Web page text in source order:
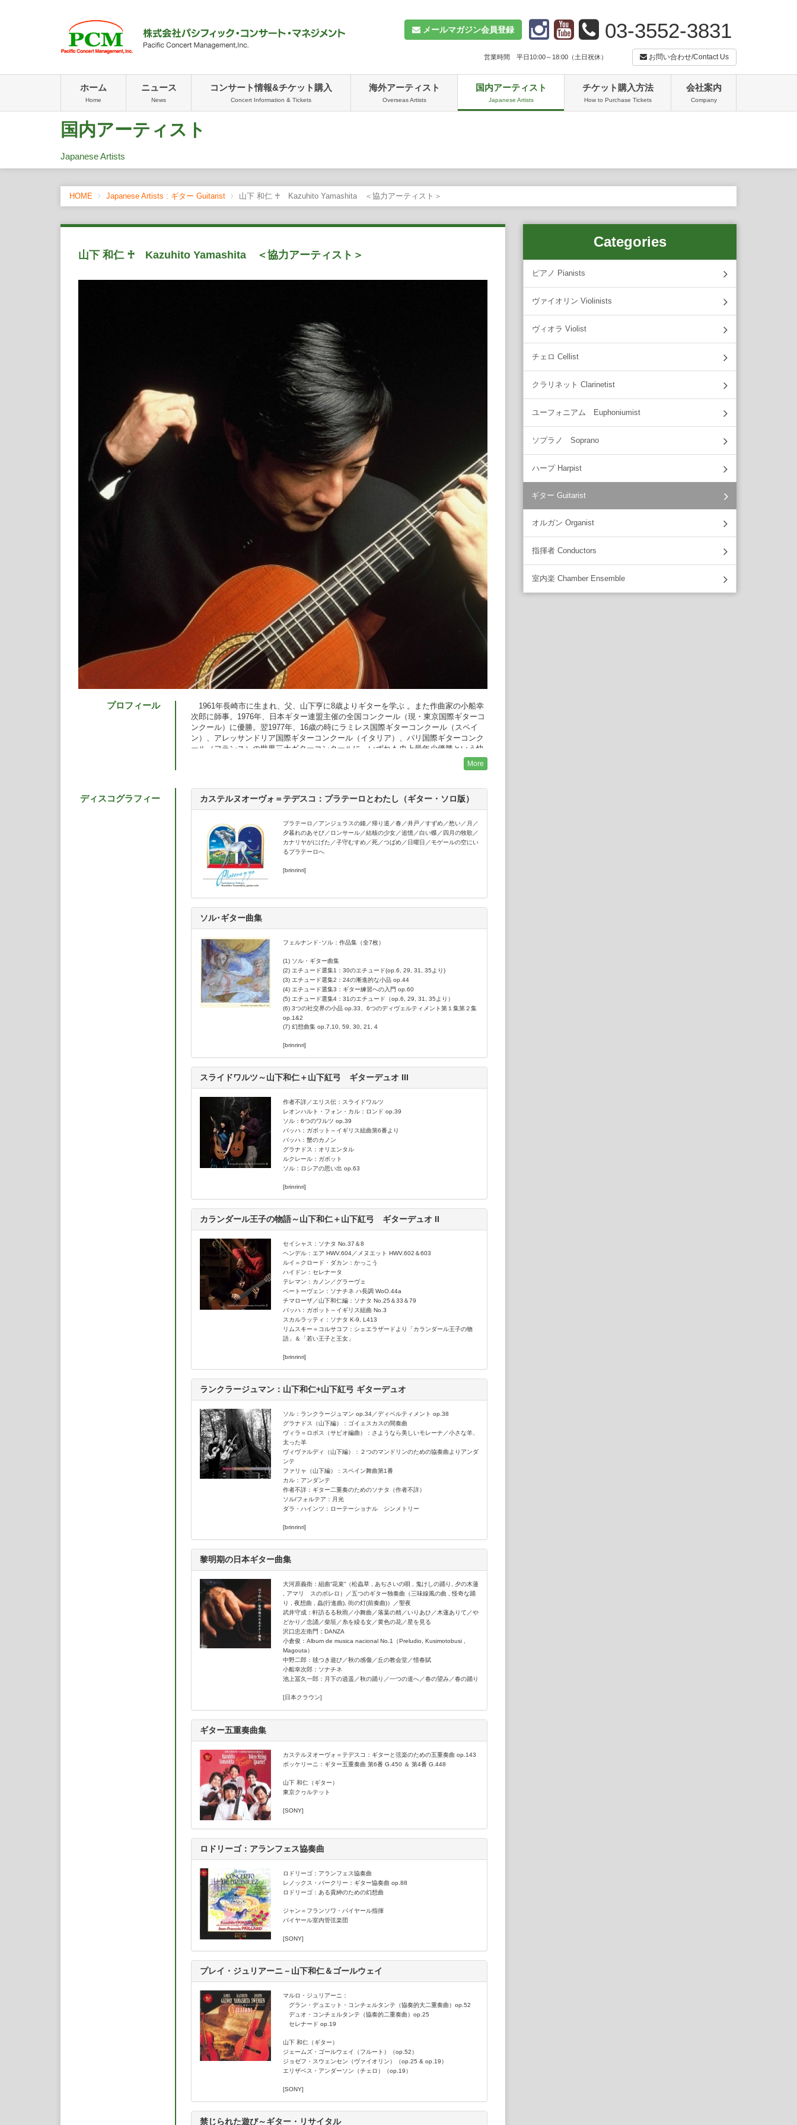
メールマガジン会員登録 03-3552-3831
営業時間 平日10:00～18:00（土日祝休） お問い合わせ/Contact Us
ホーム
Home
ニュース
News
コンサート情報&チケット購入
Concert Information & Tickets
海外アーティスト
Overseas Artists
国内アーティスト
Japanese Artists
チケット購入方法
How to Purchase Tickets
会社案内
Company
国内アーティスト
Japanese Artists
HOME Japanese Artists : ギター Guitarist 山下 和仁 ♰ Kazuhito Yamashita ＜協力アーティスト＞
山下 和仁 ♰ Kazuhito Yamashita ＜協力アーティスト＞
プロフィール
1961年長崎市に生まれ、父、山下亨に8歳よりギターを学ぶ 。また作曲家の小船幸
次郎に師事。1976年、日本ギター連盟主催の全国コンクール（現・東京国際ギターコ
ンクール）に優勝。翌1977年、16歳の時にラミレス国際ギターコンクール（スペイ
ン）、アレッサンドリア国際ギターコンクール（イタリア）、パリ国際ギターコンク
ール（フランス）の世界三大ギターコンクールに、いずれも史上最年少優勝という快
LP、CD合わせてこれまでに89枚のアルバムを発表。1980年発表の自身の編曲によ
賞受賞）。以後、〈火の鳥〉〈シェエラザード〉〈新世界より〉等のオーケストラ作
品をギター用に編曲し、大きな話題となる。さらに、1989-91年にJ.S.バッハの『無伴
奏ヴァイオリン・ソナタ＆パルティータ』、『無伴奏チェロ組曲』、『リュート組
曲』全曲を連続して録音したシリーズは特に名高く、特殊な技法も併せて前人未踏の
域を示した。また、『アランフェス協奏曲』、『ソル：ギター曲全集』、世界初全曲
録音となったカステルヌオーヴォ＝テデスコの代表作『ゴヤによる24のカプリチョ
ス』、『プラテーロとわたし』などギター本来のレパートリーも、名演の誉れ高い。
ソリストとして、レナード・スラットキン、ラファエル・フリューベック・デ・ブル
ゴス等の世界的指揮者や、ロンドン・フィルハーモニー管弦楽団、パイヤール室内管
弦楽団、スペイン放送交響楽団、イ・ゾリステ・ヴェネティ、オーケストラ・デ・コ
ルドバ、ヤナーチェク室内管弦楽団等と共演。日本国内では、NHK交響楽団をはじめ
とする全国主要オーケストラと共演する。
ソロ活動の他、ジェームズ・ゴールウェイ（フルート）、ヴォルフガング・シュル
ツ（フルート）、東京クヮルテット、ゲイリー・カー（コントラバス）、ラリー・コ
リエル（ジャズ・ギター）をはじめとする名手たちとの共演でも注目を集める。ギタ
ーのための新しいレパートリーの獲得にも積極的で、同時代の各国の作曲家たちへの
働きかけ、また共同作業など、新作を生み出すためのさまざまな活動を行なってい
る。作曲家より献呈された作品も多い。ヨーロッパ、アメリカ、アジア各地での海外
公演も数多く、ウィーン・ムジークフェライン大ホール、ニューヨーク・リンカーン
センター、シカゴ・オーケストラホール、サンクトペテルブルク・フィルハーモニア
大ホール、テアトロ・オリンピコ、テアトロ・レッジョ、ペルー・サクサイワマン遺
跡をはじめ著名ホールでリサイタルを開催する。世界各地で行われるジャンルの混交
した大規模な国際ギター・フェスティバルにも、クラシック・ギターの雄として、
2004年からは自身の子供たちと「山下和仁 ファミリーカルテット・クインテット」
を結成し、長女（紅弓）、次女（愛陽）ともギター・デュオを組み、世界各地で公演
を行っている。
国内外の現代作曲家、特にアジアの作曲家たちの新作委嘱初演にも意欲的で、山下和
仁のために書かれた作品は60曲を越えている。CD≪黎明期の日本ギター曲集≫で平成
11年度文化庁芸術祭大賞を受賞。
公式サイト： https://kazuhitoyamashita.com
撮影：田井夙虫
提供：日本クラウン（株）
More
ディスコグラフィー カステルヌオーヴォ＝テデスコ：プラテーロとわたし（ギター・ソロ版）
プラテーロ／アンジェラスの鐘／帰り道／春／井戸／すずめ／愁い／月／
夕暮れのあそび／ロンサール／結核の少女／追憶／白い蝶／四月の牧歌／
カナリヤがにげた／子守むすめ／死／つばめ／日曜日／モゲールの空にい
るプラテーロへ
[brinrinri]
ソル･ギター曲集
フェルナンド･ソル：作品集（全7枚）
(1) ソル・ギター曲集
(2) エチュード選集1：30のエチュード(op.6, 29, 31, 35より)
(3) エチュード選集2：24の漸進的な小品 op.44
(4) エチュード選集3：ギター練習への入門 op.60
(5) エチュード選集4：31のエチュード（op.6, 29, 31, 35より）
(6) 3つの社交界の小品 op.33、6つのディヴェルティメント第１集第２集
op.1&2
(7) 幻想曲集 op.7,10, 59, 30, 21, 4
[brinrinri]
スライドワルツ～山下和仁＋山下紅弓 ギターデュオ III
作者不詳／エリス伝：スライドワルツ
レオンハルト・フォン・カル：ロンド op.39
ソル：6つのワルツ op.39
バッハ：ガボット～イギリス組曲第6番より
バッハ：蟹のカノン
グラナドス：オリエンタル
ルクレール：ガボット
ソル：ロシアの思い出 op.63
[brinrinri]
カランダール王子の物語～山下和仁＋山下紅弓 ギターデュオ II
セイシャス：ソナタ No.37＆8
ヘンデル：エア HWV.604／メヌエット HWV.602＆603
ルイ＝クロード・ダカン：かっこう
ハイドン：セレナータ
テレマン：カノン／グラーヴェ
ベートーヴェン：ソナチネ ハ長調 WoO.44a
チマローザ／山下和仁編：ソナタ No.25＆33＆79
バッハ：ガボット～イギリス組曲 No.3
スカルラッティ：ソナタ K-9, L413
リムスキー＝コルサコフ：シェエラザードより「カランダール王子の物
語」＆「若い王子と王女」
[brinrinri]
ランクラージュマン：山下和仁+山下紅弓 ギターデュオ
ソル：ランクラージュマン op.34／ディベルティメント op.38
グラナドス（山下編）：ゴイェスカスの間奏曲
ヴィラ＝ロボス（サビオ編曲）：さようなら美しいモレーナ／小さな羊、
太った羊
ヴィヴァルディ（山下編）：２つのマンドリンのための協奏曲よりアンダ
ンテ
ファリャ（山下編）：スペイン舞曲第1番
カル：アンダンテ
作者不詳：ギター二重奏のためのソナタ（作者不詳）
ソル/フォルテア：月光
ダラ・ハインツ：ローテーショナル シンメトリー
[brinrinri]
黎明期の日本ギター曲集
大河原義衛： 組曲“花束”（松蟲草 , あぢさいの唄 , 鬼けしの踊り, 夕の木蓮
, アマリゝスのボレロ）／五つのギター独奏曲（三味線風の曲 , 怪奇な踊
り , 夜想曲 , 蟲(行進曲), 街の灯(前奏曲)）／聖夜
武井守成：軒訪るる秋雨／小舞曲／落葉の精／いりあひ／木蓮ありて／や
どかり／念誦／柴垣／糸を繰る女／黄色の花／星を見る
沢口忠左衛門：DANZA
小倉俊：Album de musica nacional No.1（Preludio, Kusimotobusi ,
Magouta）
中野二郎：毬つき遊び／秋の感傷／丘の教会堂／惜春賦
小船幸次郎：ソナチネ
池上冨久一郎：月下の逍遥／秋の踊り／一つの道へ／春の望み／春の踊り
[日本クラウン]
ギター五重奏曲集
カステルヌオーヴォ＝テデスコ：ギターと弦楽のための五重奏曲 op.143
ボッケリーニ：ギター五重奏曲 第6番 G.450 ＆ 第4番 G.448
山下 和仁（ギター）
東京クヮルテット
[SONY]
ロドリーゴ：アランフェス協奏曲
ロドリーゴ：アランフェス協奏曲
レノックス・バークリー：ギター協奏曲 op.88
ロドリーゴ：ある貴紳のための幻想曲
ジャン＝フランソワ・パイヤール指揮
パイヤール室内管弦楽団
[SONY]
プレイ・ジュリアーニ－山下和仁＆ゴールウェイ
マルロ・ジュリアーニ：
グラン・デュエット・コンチェルタンテ（協奏的大二重奏曲）op.52
デュオ・コンチェルタンテ（協奏的二重奏曲）op.25
セレナード op.19
山下 和仁（ギター）
ジェームズ・ゴールウェイ（フルート）（op.52）
ジョゼフ・スウェンセン（ヴァイオリン）（op.25 & op.19）
エリザベス・アンダーソン（チェロ）（op.19）
[SONY]
禁じられた遊び～ギター・リサイタル
Categories
ピアノ Pianists
ヴァイオリン Violinists
ヴィオラ Violist
チェロ Cellist
クラリネット Clarinetist
ユーフォニアム Euphoniumist
ソプラノ Soprano
ハープ Harpist
ギター Guitarist
オルガン Organist
指揮者 Conductors
室内楽 Chamber Ensemble